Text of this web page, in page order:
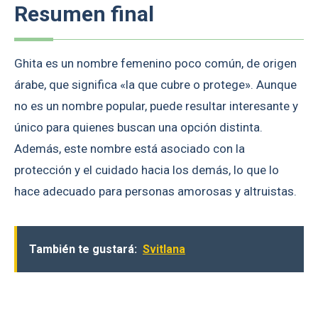
Resumen final
Ghita es un nombre femenino poco común, de origen
árabe, que significa «la que cubre o protege». Aunque
no es un nombre popular, puede resultar interesante y
único para quienes buscan una opción distinta.
Además, este nombre está asociado con la
protección y el cuidado hacia los demás, lo que lo
hace adecuado para personas amorosas y altruistas.
También te gustará: Svitlana